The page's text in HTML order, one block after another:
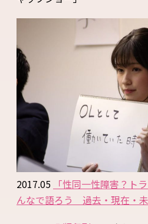
2017.05 「性同一性障害？ト
んなで語ろう 過去・現在・未